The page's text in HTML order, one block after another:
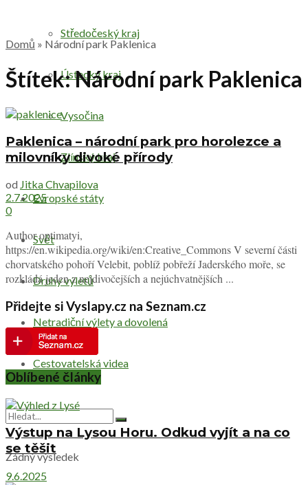
Středočeský kraj
Ústecký kraj
Vysočina
Zlínský kraj
Evropské státy
Svět
Druhy výletů
Netradiční výlety a dovolená
Cestovatelská videa
Žádný výsledek
Domů » Národní park Paklenica
Štítek:Národní park Paklenica
Paklenica – národní park pro horolezce a
milovníky divoké přírody
od Jitka Chvapilova
2.7.2025
0
Author optimatyi,
https://en.wikipedia.org/wiki/en:Creative_Commons V severní části
chorvatského pohoří Velebit, poblíž pobřeží Jaderského moře, se
rozkládá jeden z nejdivočejších a nejúchvatnějších ...
Přidejte si Vyslapy.cz na Seznam.cz
Oblíbené články
Výstup na Lysou Horu. Odkud vyjít a na co
se těšit
9.6.2025